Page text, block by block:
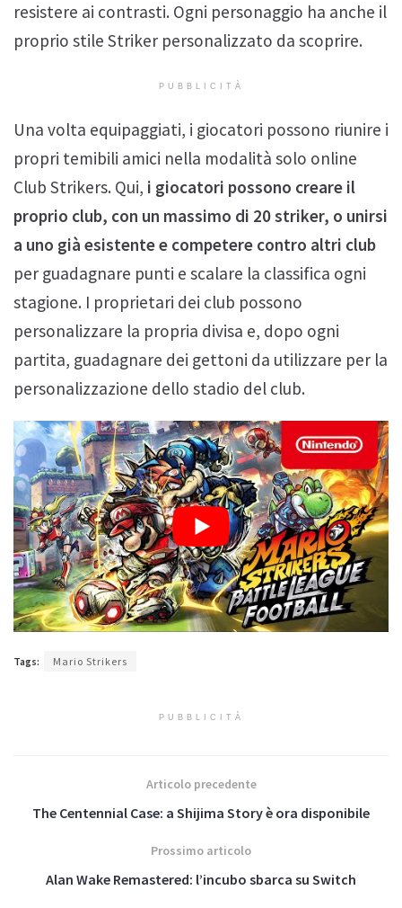
resistere ai contrasti. Ogni personaggio ha anche il
proprio stile Striker personalizzato da scoprire.
PUBBLICITÀ
Una volta equipaggiati, i giocatori possono riunire i
propri temibili amici nella modalità solo online
Club Strikers. Qui, i giocatori possono creare il
proprio club, con un massimo di 20 striker, o unirsi
a uno già esistente e competere contro altri club
per guadagnare punti e scalare la classifica ogni
stagione. I proprietari dei club possono
personalizzare la propria divisa e, dopo ogni
partita, guadagnare dei gettoni da utilizzare per la
personalizzazione dello stadio del club.
Tags: Mario Strikers
PUBBLICITÀ
Articolo precedente
The Centennial Case: a Shijima Story è ora disponibile
Prossimo articolo
Alan Wake Remastered: l’incubo sbarca su Switch